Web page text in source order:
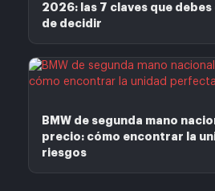
2026: las 7 claves que
de decidir
BMW de segunda mano
precio: cómo encontrar la
riesgos